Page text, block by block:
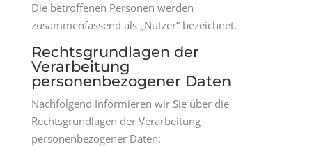
Die betroffenen Personen werden
zusammenfassend als „Nutzer“ bezeichnet.
Rechtsgrundlagen der
Verarbeitung
personenbezogener Daten
Nachfolgend Informieren wir Sie über die
Rechtsgrundlagen der Verarbeitung
personenbezogener Daten: